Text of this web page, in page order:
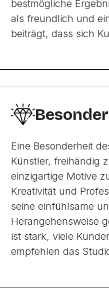
bestmögliche
als freundlich und
beiträgt, dass sich
Eine Besonderheit
Künstler, freihändig
einzigartige Motive
Kreativität und
seine einfühlsame
Herangehensweise
ist stark, viele
empfehlen das